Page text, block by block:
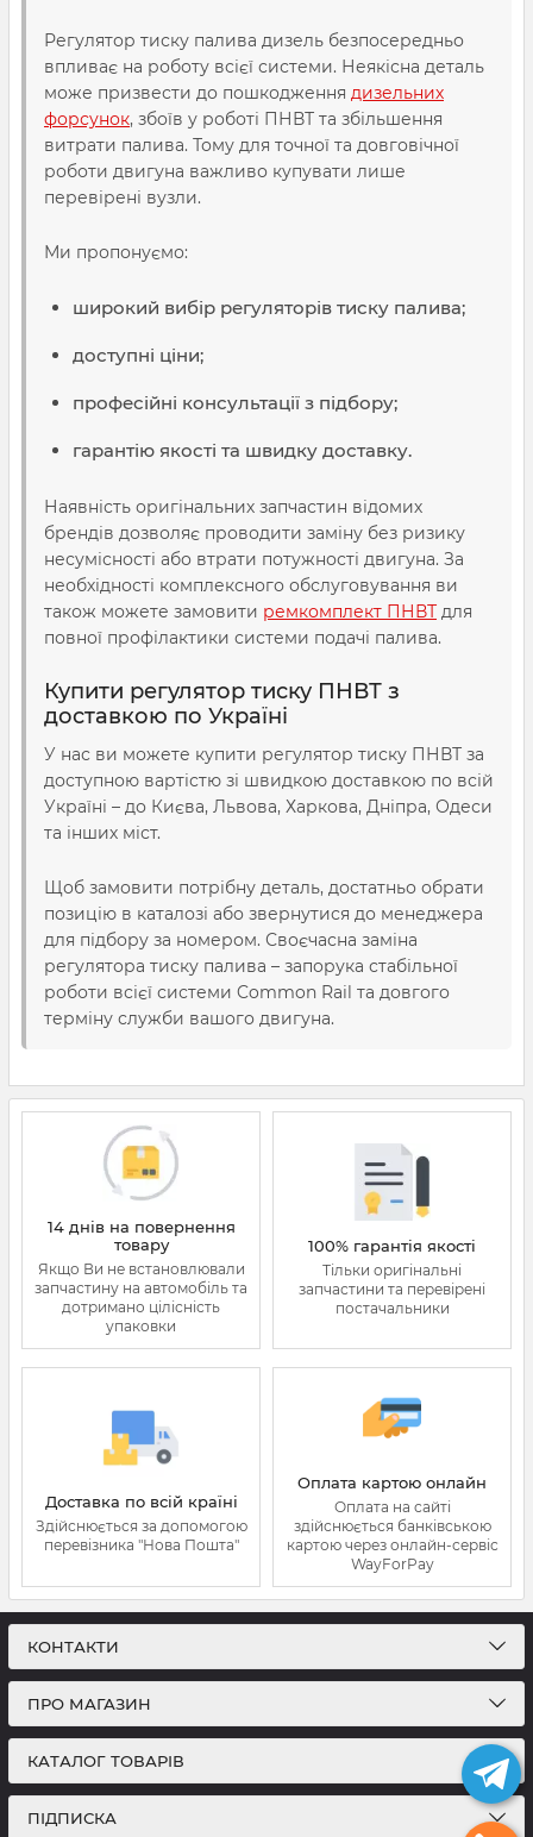
Регулятор тиску палива дизель безпосередньо
впливає на роботу всієї системи. Неякісна деталь
може призвести до пошкодження дизельних
форсунок, збоїв у роботі ПНВТ та збільшення
витрати палива. Тому для точної та довговічної
роботи двигуна важливо купувати лише
перевірені вузли.
Ми пропонуємо:
широкий вибір регуляторів тиску палива;
доступні ціни;
професійні консультації з підбору;
гарантію якості та швидку доставку.
Наявність оригінальних запчастин відомих
брендів дозволяє проводити заміну без ризику
несумісності або втрати потужності двигуна. За
необхідності комплексного обслуговування ви
також можете замовити ремкомплект ПНВТ для
повної профілактики системи подачі палива.
Купити регулятор тиску ПНВТ з
доставкою по Україні
У нас ви можете купити регулятор тиску ПНВТ за
доступною вартістю зі швидкою доставкою по всій
Україні – до Києва, Львова, Харкова, Дніпра, Одеси
та інших міст.
Щоб замовити потрібну деталь, достатньо обрати
позицію в каталозі або звернутися до менеджера
для підбору за номером. Своєчасна заміна
регулятора тиску палива – запорука стабільної
роботи всієї системи Common Rail та довгого
терміну служби вашого двигуна.
14 днів на повернення
товару
Якщо Ви не встановлювали
запчастину на автомобіль та
дотримано цілісність
упаковки
100% гарантія якості
Тільки оригінальні
запчастини та перевірені
постачальники
Доставка по всій країні
Здійснюється за допомогою
перевізника "Нова Пошта"
Оплата картою онлайн
Оплата на сайті
здійснюється банківською
картою через онлайн-сервіс
WayForPay
КОНТАКТИ
ПРО МАГАЗИН
КАТАЛОГ ТОВАРІВ
ПІДПИСКА